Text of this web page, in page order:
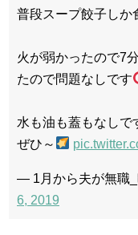
普段スープ餃子しか
火が弱かったので7
たので問題なしです
水も油も蓋もなしで
ぜひ～
— 1月から夫が無職
6, 2019